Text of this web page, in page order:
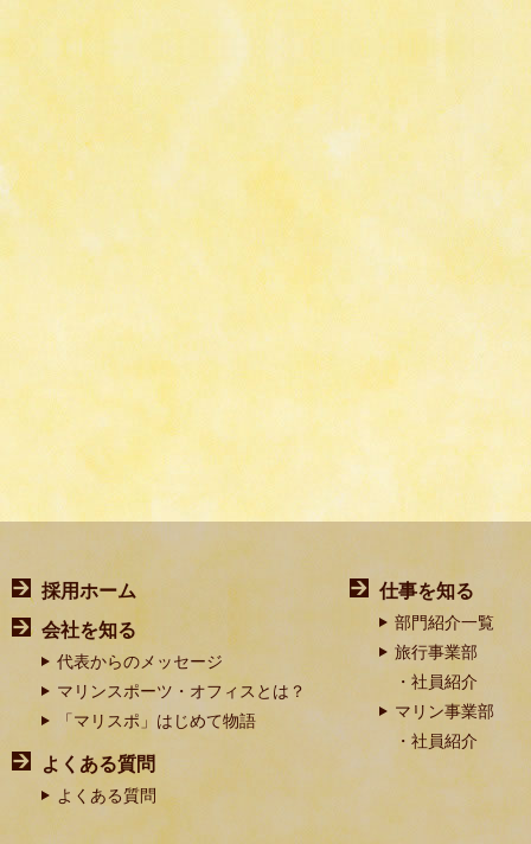
採用ホーム
会社を知る
代表からのメッセージ
マリンスポーツ・オフィスとは？
「マリスポ」はじめて物語
よくある質問
よくある質問
仕事を知る
部門紹介一覧
旅行事業部
社員紹介
マリン事業部
社員紹介